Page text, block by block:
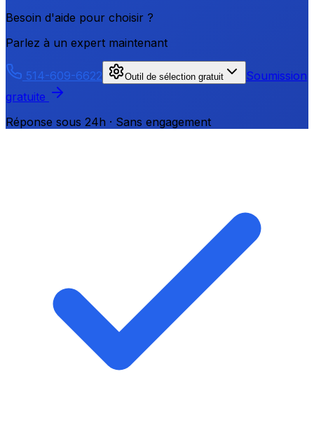
Besoin d'aide pour choisir ?
Parlez à un expert maintenant
514-609-6622 Outil de sélection gratuit
Soumission
gratuite
Réponse sous 24h · Sans engagement